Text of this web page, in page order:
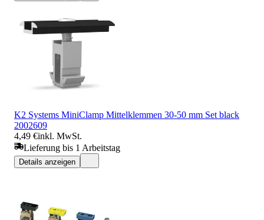
K2 Systems MiniClamp Mittelklemmen 30-50 mm Set black
2002609
4,49 €inkl. MwSt.
Lieferung bis 1 Arbeitstag
Details anzeigen